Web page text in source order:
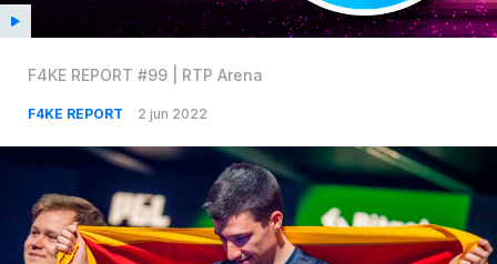
F4KE REPORT #99 | RTP Arena
F4KE REPORT 2 jun 2022